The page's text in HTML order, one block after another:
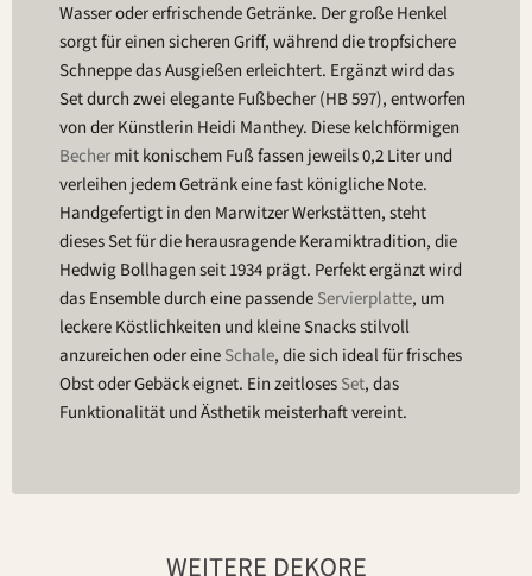
Wasser oder erfrischende Getränke. Der große Henkel
sorgt für einen sicheren Griff, während die tropfsichere
Schneppe das Ausgießen erleichtert. Ergänzt wird das
Set durch zwei elegante Fußbecher (HB 597), entworfen
von der Künstlerin Heidi Manthey. Diese kelchförmigen
Bechermit konischem Fuß fassen jeweils 0,2 Liter und
verleihen jedem Getränk eine fast königliche Note.
Handgefertigt in den Marwitzer Werkstätten, steht
dieses Set für die herausragende Keramiktradition, die
Hedwig Bollhagen seit 1934 prägt. Perfekt ergänzt wird
das Ensemble durch eine passendeServierplatte, um
leckere Köstlichkeiten und kleine Snacks stilvoll
anzureichen oder eineSchale, die sich ideal für frisches
Obst oder Gebäck eignet. Ein zeitlosesSet, das
Funktionalität und Ästhetik meisterhaft vereint.
WEITERE DEKORE